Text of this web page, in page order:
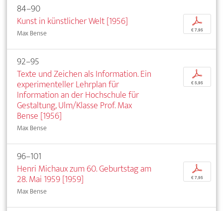
84–90
Kunst in künstlicher Welt [1956]
Max Bense
p
€ 7,95
92–95
Texte und Zeichen als Information. Ein
experimenteller Lehrplan für
Information an der Hochschule für
Gestaltung, Ulm/Klasse Prof. Max
Bense [1956]
Max Bense
p
€ 5,95
96–101
Henri Michaux zum 60. Geburtstag am
28. Mai 1959 [1959]
Max Bense
p
€ 7,95